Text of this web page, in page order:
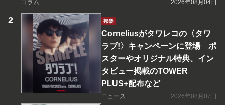
コラム 2026年08月04日
邦楽
Corneliusがタワレコの〈タワ
ラブ!〉キャンペーンに登場 ポ
スターやオリジナル特典、イン
タビュー掲載のTOWER
PLUS+配布など
ニュース 2026年08月07日